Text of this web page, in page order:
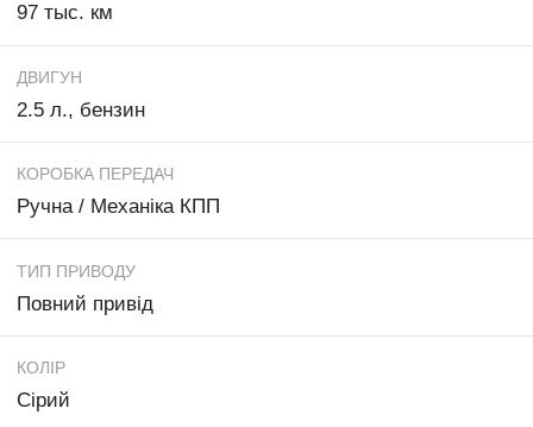
97 тыс. км
ДВИГУН
2.5 л., бензин
КОРОБКА ПЕРЕДАЧ
Ручна / Механіка КПП
ТИП ПРИВОДУ
Повний привід
КОЛІР
Сірий